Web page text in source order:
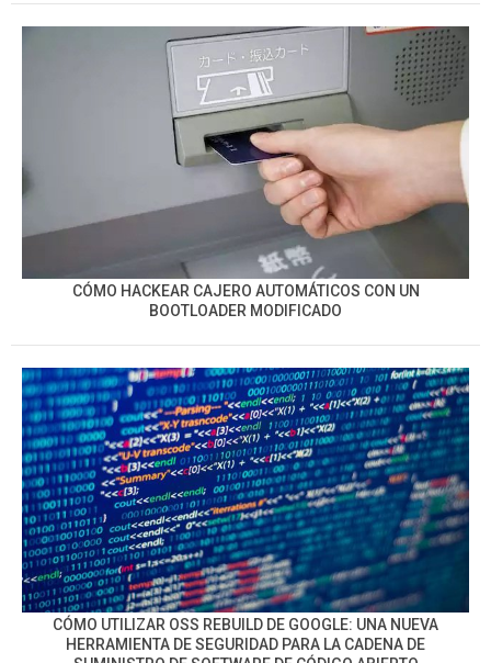
CÓMO HACKEAR CAJERO AUTOMÁTICOS CON UN
BOOTLOADER MODIFICADO
CÓMO UTILIZAR OSS REBUILD DE GOOGLE: UNA NUEVA
HERRAMIENTA DE SEGURIDAD PARA LA CADENA DE